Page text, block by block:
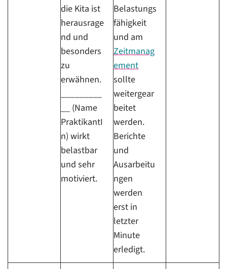
die Kita ist
herausrage
nd und
besonders
zu
erwähnen.
_________
__ (Name
PraktikantI
n) wirkt
belastbar
und sehr
motiviert.
Belastungs
fähigkeit
und am
Zeitmanag
ement
sollte
weitergear
beitet
werden.
Berichte
und
Ausarbeitu
ngen
werden
erst in
letzter
Minute
erledigt.